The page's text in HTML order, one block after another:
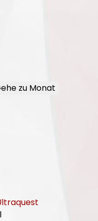
zu Monat